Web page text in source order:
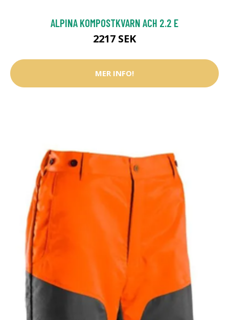
ALPINA KOMPOSTKVARN ACH 2.2 E
2217 SEK
MER INFO!